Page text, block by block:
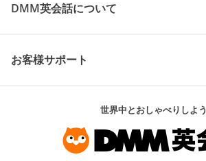
DMM英会話について
お客様サポート
世界中とおしゃべりしよう